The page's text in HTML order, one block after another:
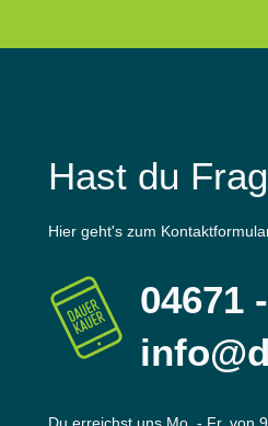
Hast du
Hier geht's zum
04671